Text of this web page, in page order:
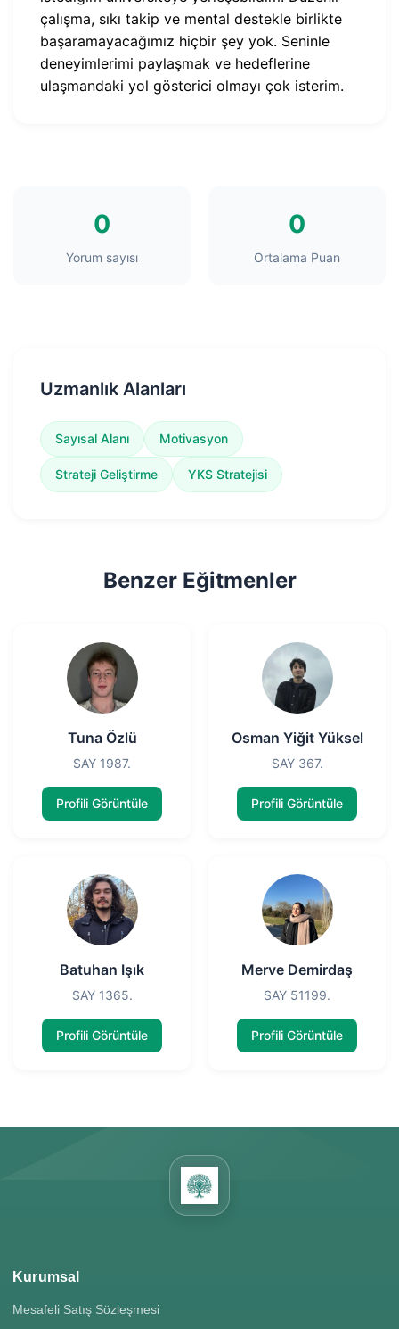
çalışma, sıkı takip ve mental destekle birlikte
başaramayacağımız hiçbir şey yok. Seninle
deneyimlerimi paylaşmak ve hedeflerine
ulaşmandaki yol gösterici olmayı çok isterim.
0
Yorum sayısı
0
Ortalama Puan
Uzmanlık Alanları
Sayısal Alanı Motivasyon
Strateji Geliştirme YKS Stratejisi
Benzer Eğitmenler
Tuna Özlü
SAY 1987.
Profili Görüntüle
Osman Yiğit Yüksel
SAY 367.
Profili Görüntüle
Batuhan Işık
SAY 1365.
Profili Görüntüle
Merve Demirdaş
SAY 51199.
Profili Görüntüle
Kurumsal
Mesafeli Satış Sözleşmesi